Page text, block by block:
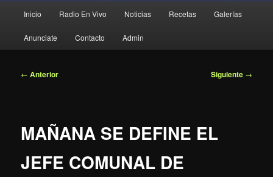
principal
Inicio Radio En Vivo Noticias Recetas Galerías
Anunciate Contacto Admin
Navegación
← Anterior Siguiente →
MAÑANA SE DEFINE EL
JEFE COMUNAL DE